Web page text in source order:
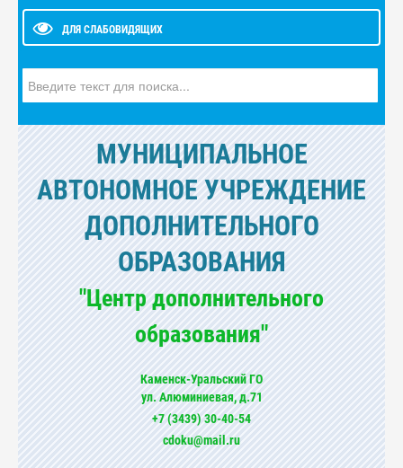
ДЛЯ СЛАБОВИДЯЩИХ
МУНИЦИПАЛЬНОЕ
АВТОНОМНОЕ УЧРЕЖДЕНИЕ
ДОПОЛНИТЕЛЬНОГО
ОБРАЗОВАНИЯ
"Центр дополнительного
образования"
Каменск-Уральский ГО
ул. Алюминиевая, д.71
+7 (3439) 30-40-54
cdoku@mail.ru